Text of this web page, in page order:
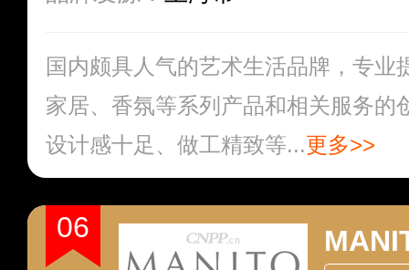
国内颇具人气的艺术生活品牌，专业
家居、香氛等系列产品和相关服务的
设计感十足、做工精致等...更多>>
06